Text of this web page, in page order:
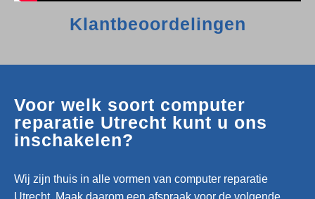
Klantbeoordelingen
Voor welk soort computer
reparatie Utrecht kunt u ons
inschakelen?
Wij zijn thuis in alle vormen van computer reparatie
Utrecht. Maak daarom een afspraak voor de volgende